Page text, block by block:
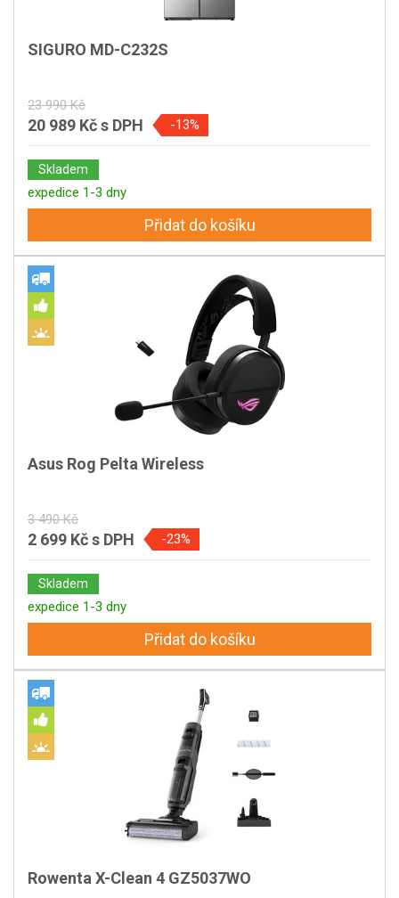
SIGURO MD-C232S
23 990 Kč
20 989 Kčs DPH -13%
Skladem
expedice 1-3 dny
Přidat do košíku
Asus Rog Pelta Wireless
3 490 Kč
2 699 Kčs DPH -23%
Skladem
expedice 1-3 dny
Přidat do košíku
Rowenta X-Clean 4 GZ5037WO